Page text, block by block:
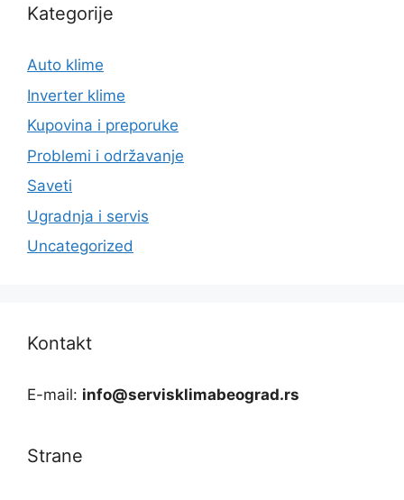
Kategorije
Auto klime
Inverter klime
Kupovina i preporuke
Problemi i održavanje
Saveti
Ugradnja i servis
Uncategorized
Kontakt
E-mail: info@servisklimabeograd.rs
Strane